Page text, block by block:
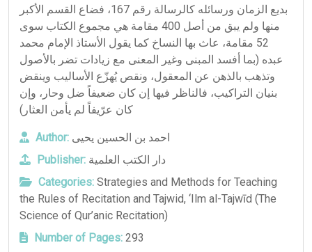
بديع الزمان ورسائله كالرسالة رقم 167، فضاع القسم الأكبر
منها ولم يبق من أصل 400 مقامة هي مجموع الكتاب سوى
52 مقامة، عاث بها النساخ كما يقول الأستاذ الإمام محمد
عبده (بما أفسد المبنى وغير المعنى مع زيادات تضر بالأصول
وتذهب بالذهن عن المعقول، ونقص يُهزّع الأساليب وينقض
بنيان التراكيب، فالناظر فيها إن كان ضعيفاً ضل وحار، وإن
كان عرّيفاً لم يأمن العثار)
Author: احمد بن الحسين يحيى
Publisher: دار الكتب العلمية
Categories: Strategies and Methods for Teaching
the Rules of Recitation and Tajwid, ‘Ilm al-Tajwīd (The
Science of Qur’anic Recitation)
Number of Pages: 293